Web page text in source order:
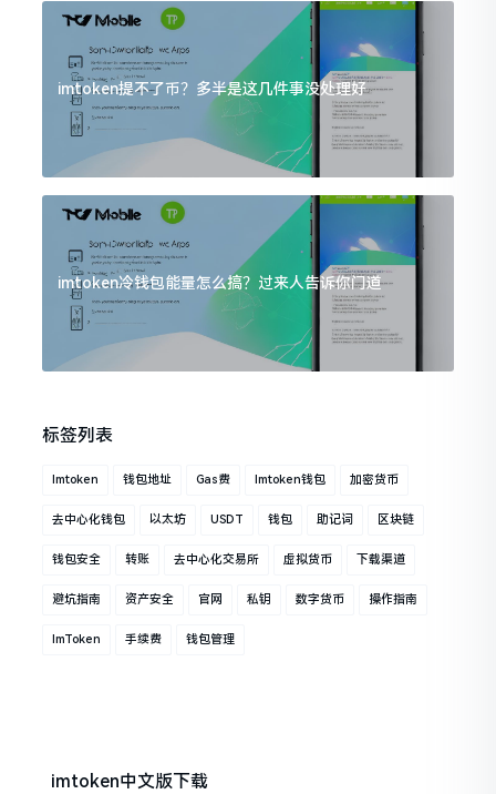
imtoken提不了币？多半是这几件事没处理好
imtoken冷钱包能量怎么搞？过来人告诉你门道
标签列表
Imtoken 钱包地址 Gas费 Imtoken钱包 加密货币
去中心化钱包 以太坊 USDT 钱包 助记词 区块链
钱包安全 转账 去中心化交易所 虚拟货币 下载渠道
避坑指南 资产安全 官网 私钥 数字货币 操作指南
ImToken 手续费 钱包管理
imtoken中文版下载